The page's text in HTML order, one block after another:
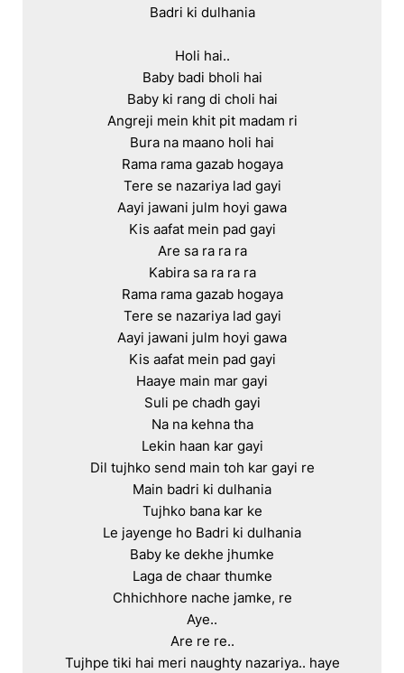
Badri ki dulhania
Holi hai..
Baby badi bholi hai
Baby ki rang di choli hai
Angreji mein khit pit madam ri
Bura na maano holi hai
Rama rama gazab hogaya
Tere se nazariya lad gayi
Aayi jawani julm hoyi gawa
Kis aafat mein pad gayi
Are sa ra ra ra
Kabira sa ra ra ra
Rama rama gazab hogaya
Tere se nazariya lad gayi
Aayi jawani julm hoyi gawa
Kis aafat mein pad gayi
Haaye main mar gayi
Suli pe chadh gayi
Na na kehna tha
Lekin haan kar gayi
Dil tujhko send main toh kar gayi re
Main badri ki dulhania
Tujhko bana kar ke
Le jayenge ho Badri ki dulhania
Baby ke dekhe jhumke
Laga de chaar thumke
Chhichhore nache jamke, re
Aye..
Are re re..
Tujhpe tiki hai meri naughty nazariya.. haye